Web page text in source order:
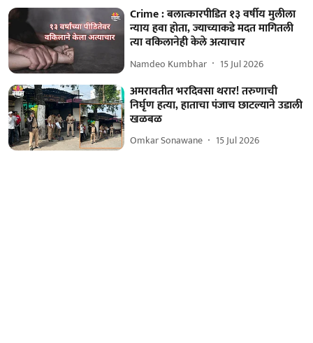
Crime : बलात्कारपीडित १३ वर्षीय मुलीला
न्याय हवा होता, ज्याच्याकडे मदत मागितली
त्या वकिलानेही केले अत्याचार
Namdeo Kumbhar 15 Jul 2026
अमरावतीत भरदिवसा थरार! तरुणाची
निर्घृण हत्या, हाताचा पंजाच छाटल्याने उडाली
खळबळ
Omkar Sonawane 15 Jul 2026